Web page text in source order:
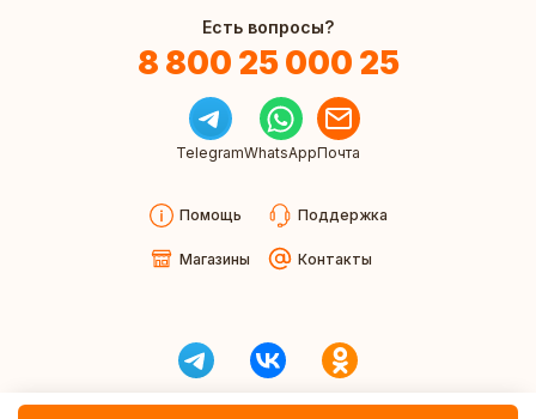
Есть вопросы?
8 800 25 000 25
TelegramWhatsAppПочта
Помощь Поддержка
Магазины Контакты